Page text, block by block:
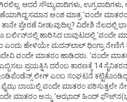
ಆದರೆ ಸೌಮ್ಯವಾದಿಗಳು, ಉಗ್ರವಾದಿಗಳು,
ಸಮಾನ ಅಂಶ ಮಾತ್ರ ‘ವಂದೇ
ಪ್ರೇರಣೆ ನೀಡುವುದಿಲ್ಲ? ವಿದೇಶಿ ನೆಲದಲ್ಲಿ
ಹಾರಿಸಿದ ಬಾವುಟದಲ್ಲಿ ‘ವಂದೇ
ಎಂದು ಹೇಳಿಯೇ ಮದನ್‌ಲಾಲ್ ಧಿಂಗ್ರಾ ನೇಣಿಗೆ
ವಂದೇ ಮಾತರಂ ಹಾಡಿದರು. ‘ವಂದೇ
ಪ್ರಯತ್ನಿಸಿ ದರೆಂಬ ಕಾರಣಕ್ಕೆ 14
ಲೀಗ್ ಎಂಬ ಸಂಘಟನೆ ಕಟ್ಟಿಕೊಂಡಿದ್ದ
ಬಾಯಲ್ಲಿ ವಂದೇ ಮಾತರಂ ಪಠಿಸುತ್ತಲೇ
ಮಾತರಂ ಅನ್ನು ‘ಆಝಾದ್ ಹಿಂದ್